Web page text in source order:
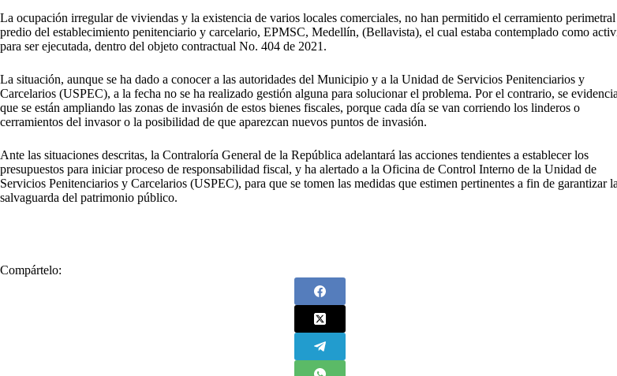
La ocupación irregular de viviendas y la existencia de varios locales comerciales, no han permitido el cerramiento
predio del establecimiento penitenciario y carcelario, EPMSC, Medellín, (Bellavista), el cual estaba contemplado como
para ser ejecutada, dentro del objeto contractual No. 404 de 2021.
La situación, aunque se ha dado a conocer a las autoridades del Municipio y a la Unidad de Servicios Penitenciarios y
Carcelarios (USPEC), a la fecha no se ha realizado gestión alguna para solucionar el problema. Por el contrario, se evidencia
que se están ampliando las zonas de invasión de estos bienes fiscales, porque cada día se van corriendo los linderos o
cerramientos del invasor o la posibilidad de que aparezcan nuevos puntos de invasión.
Ante las situaciones descritas, la Contraloría General de la República adelantará las acciones tendientes a establecer los
presupuestos para iniciar proceso de responsabilidad fiscal, y ha alertado a la Oficina de Control Interno de la Unidad de
Servicios Penitenciarios y Carcelarios (USPEC), para que se tomen las medidas que estimen pertinentes a fin de garantizar la
salvaguarda del patrimonio público.
Compártelo: